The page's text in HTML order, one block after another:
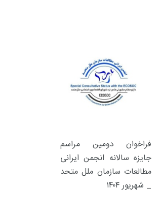
فراخوان دومین مراسم
جایزه سالانه انجمن ایرانی
مطالعات سازمان ملل متحد
_ شهریور ۱۴۰۴
6
معرفی کتابخانه های
0+
یادداشت